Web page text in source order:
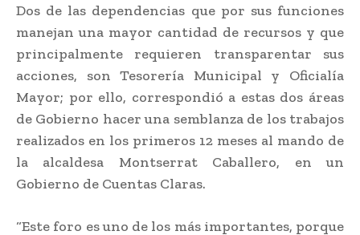
Dos de las dependencias que por sus funciones
manejan una mayor cantidad de recursos y que
principalmente requieren transparentar sus
acciones, son Tesorería Municipal y Oficialía
Mayor; por ello, correspondió a estas dos áreas
de Gobierno hacer una semblanza de los trabajos
realizados en los primeros 12 meses al mando de
la alcaldesa Montserrat Caballero, en un
Gobierno de Cuentas Claras.
“Este foro es uno de los más importantes, porque